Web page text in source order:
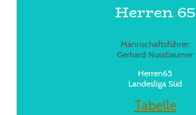
Herren 65
Mannschaftsführer:
Gerhard Nussbaumer
Herren65
Landesliga Süd
Tabelle